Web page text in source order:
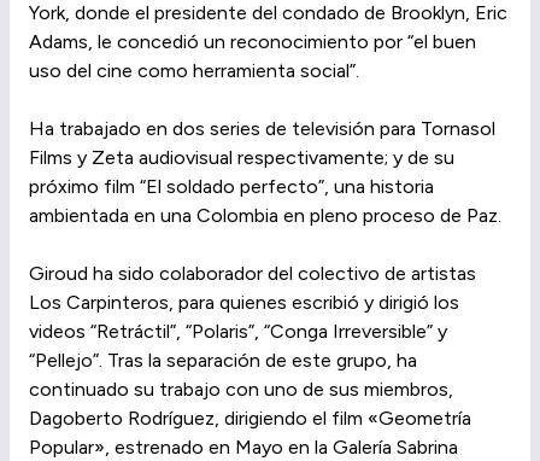
York, donde el presidente del condado de Brooklyn, Eric
Adams, le concedió un reconocimiento por “el buen
uso del cine como herramienta social”.
Ha trabajado en dos series de televisión para Tornasol
Films y Zeta audiovisual respectivamente; y de su
próximo film “El soldado perfecto”, una historia
ambientada en una Colombia en pleno proceso de Paz.
Giroud ha sido colaborador del colectivo de artistas
Los Carpinteros, para quienes escribió y dirigió los
videos “Retráctil”, “Polaris”, “Conga Irreversible” y
“Pellejo”. Tras la separación de este grupo, ha
continuado su trabajo con uno de sus miembros,
Dagoberto Rodríguez, dirigiendo el film «Geometría
Popular», estrenado en Mayo en la Galería Sabrina